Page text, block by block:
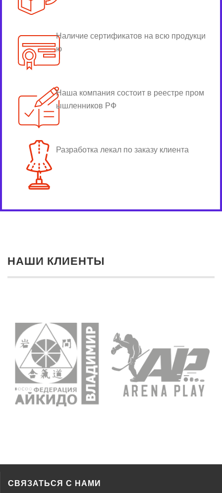
Наличие сертификатов на всю продукци
ю
Наша компания состоит в реестре пром
ышленников РФ
Разработка лекал по заказу клиента
НАШИ КЛИЕНТЫ
СВЯЗАТЬСЯ С НАМИ